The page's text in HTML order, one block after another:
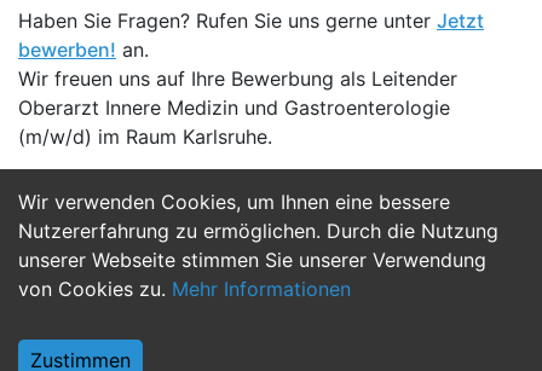
Wir verwenden Cookies, um Ihnen eine bessere
Nutzererfahrung zu ermöglichen. Durch die Nutzung
unserer Webseite stimmen Sie unserer Verwendung
von Cookies zu. Mehr Informationen
Zustimmen
Haben Sie Fragen? Rufen Sie uns gerne unter Jetzt
bewerben! an.
Wir freuen uns auf Ihre Bewerbung als Leitender
Oberarzt Innere Medizin und Gastroenterologie
(m/w/d) im Raum Karlsruhe.
Jetzt Bewerben